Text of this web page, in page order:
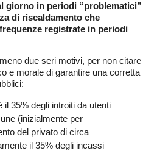
giorno in periodi “problematici”
di riscaldamento che
registrate in periodi
due seri motivi, per non citare
e morale di garantire una corretta
35% degli introiti da utenti
(inizialmente per
del privato di circa
il 35% degli incassi